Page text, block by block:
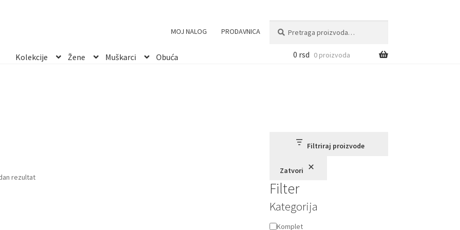
MOJ NALOG PRODAVNICA
Kolekcije Žene Muškarci Obuća 0 rsd 0 proizvoda
rezultat
Filtriraj proizvode
Zatvori
Filter
Kategorija
Kategorija
Komplet